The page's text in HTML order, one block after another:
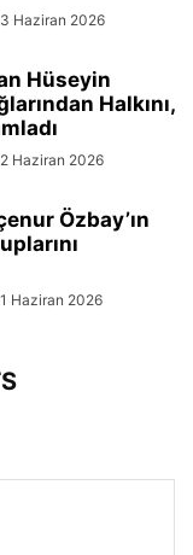
Haziran 2026
Hüseyin
Halkını,
Haziran 2026
Özbay’ın
Haziran 2026